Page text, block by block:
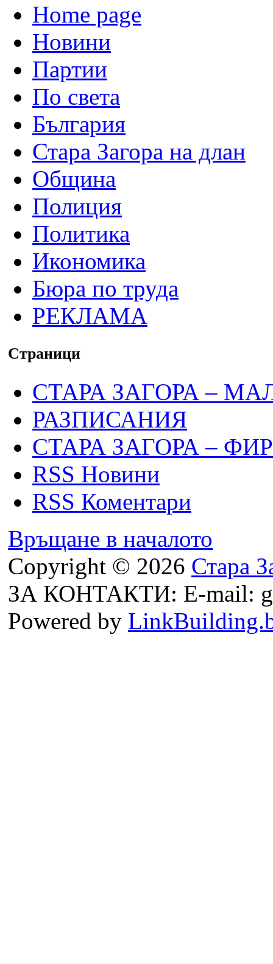
Home page
Новини
Партии
По света
България
Стара Загора на длан
Община
Полиция
Политика
Икономика
Бюра по труда
РЕКЛАМА
Страници
СТАРА ЗАГОРА –
РАЗПИСАНИЯ
СТАРА ЗАГОРА –
RSS Новини
RSS Коментари
Връщане в началото
Copyright © 2026 Стара
ЗА КОНТАКТИ: E-mail:
Powered by